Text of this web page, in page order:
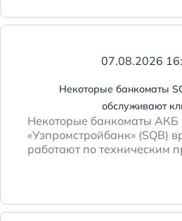
07.08.2026
Некоторые банкоматы
обслуживают
Некоторые банкоматы АКБ
«Узпромстройбанк» (SQB)
работают по техническим